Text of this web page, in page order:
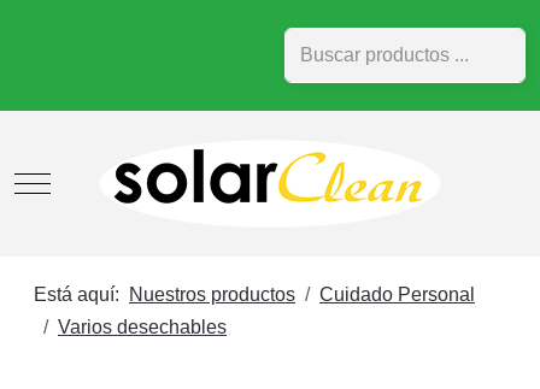
Buscar
Mobile Menu Toggle
Está aquí: Nuestros productos
Cuidado Personal
Varios desechables